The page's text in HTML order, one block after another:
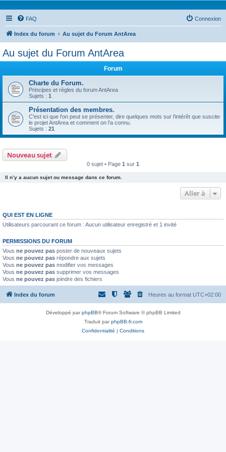
FAQ Connexion
Index du forum Au sujet du Forum AntArea
Au sujet du Forum AntArea
Forum
Charte du Forum.
Principes et règles du forum AntArea
Sujets : 1
Présentation des membres.
C'est ici que l'on peut se présenter, dire quelques mots sur l'intérêt que suscite
le projet AntArea et comment on l'a connu.
Sujets : 21
Nouveau sujet
0 sujet • Page 1 sur 1
Il n’y a aucun sujet ou message dans ce forum.
Aller à
QUI EST EN LIGNE
Utilisateurs parcourant ce forum : Aucun utilisateur enregistré et 1 invité
PERMISSIONS DU FORUM
Vous ne pouvez pas poster de nouveaux sujets
Vous ne pouvez pas répondre aux sujets
Vous ne pouvez pas modifier vos messages
Vous ne pouvez pas supprimer vos messages
Vous ne pouvez pas joindre des fichiers
Index du forum Heures au format UTC+02:00
Développé parphpBB® Forum Software © phpBB Limited
Traduit parphpBB-fr.com
Confidentialité | Conditions